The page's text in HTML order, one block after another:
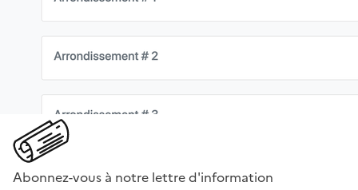
Abonnez-vous à notre lettre d'information